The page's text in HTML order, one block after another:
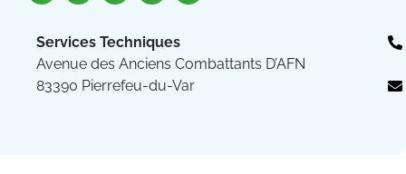
Services Techniques
Avenue des Anciens Combattants D’AFN
83390 Pierrefeu-du-Var